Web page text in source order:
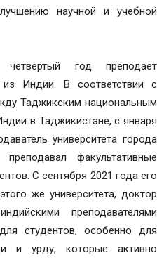
научной и учебной
год преподает
Индии. В соответствии с
Таджикским национальным
в Таджикистане, с января
университета города
факультативные
С сентября 2021 года его
же университета, доктор
преподавателями
студентов, особенно для
и урду, которые активно